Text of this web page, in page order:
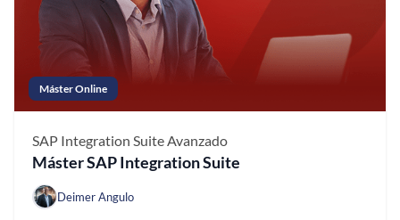
Máster Online
SAP Integration SuiteAvanzado
Máster SAP Integration Suite
Deimer Angulo